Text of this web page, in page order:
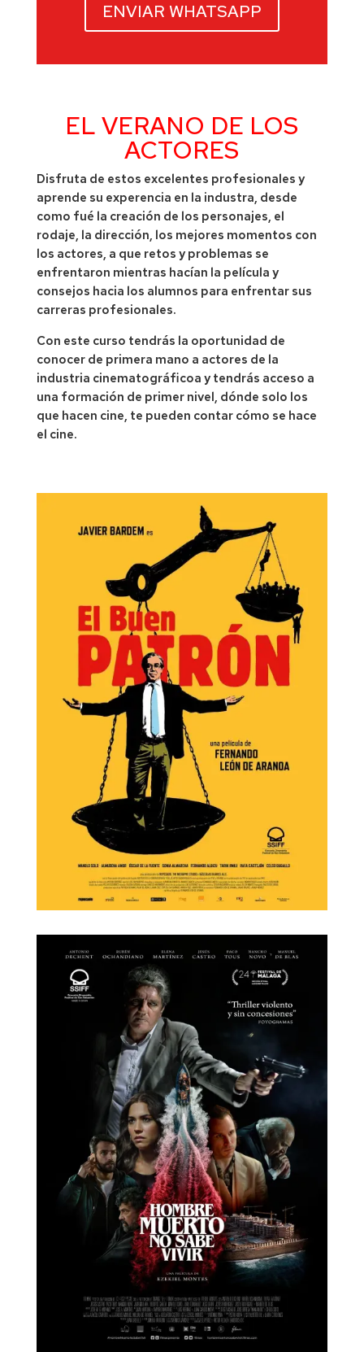
ENVIAR WHATSAPP
EL VERANO DE LOS
ACTORES
Disfruta de estos excelentes profesionales y
aprende su experencia en la industra, desde
como fué la creación de los personajes, el
rodaje, la dirección, los mejores momentos con
los actores, a que retos y problemas se
enfrentaron mientras hacían la película y
consejos hacia los alumnos para enfrentar sus
carreras profesionales.
Con este curso tendrás la oportunidad de
conocer de primera mano a actores de la
industria cinematográficoa y tendrás acceso a
una formación de primer nivel, dónde solo los
que hacen cine, te pueden contar cómo se hace
el cine.